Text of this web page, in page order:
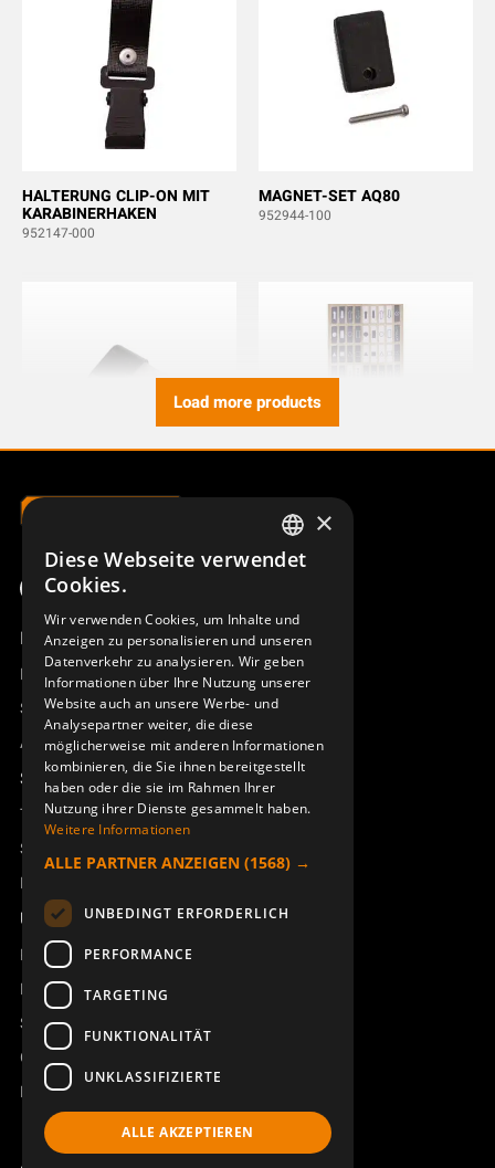
HALTERUNG CLIP-ON MIT
KARABINERHAKEN
952147-000
MAGNET-SET AQ80
952944-100
DOPPELDRUCKTASTER AQ80 SYMBOLBOGEN AQ80
JUPITER NORDIC, CS
949827-000
949827-001 949827-002
SYMBOLBOGEN AQ80 SHIFT GUMMIABDECKUNG J/M/T-
Load more products
Produktübersicht
Remotus
Sesam
Access_Ctrl
Support
Technischer Support
Service buchen
Handbücher und Videoanleitungen
Über Åkerströms
Kontakt
Neuigkeiten
Sicherheit und Richtlinien
Geschäftsbedingungen
REACH
SWEDISH
DEUTSCH
×
Diese Webseite verwendet
Cookies.
Wir verwenden Cookies, um Inhalte und
Anzeigen zu personalisieren und unseren
Datenverkehr zu analysieren. Wir geben
Informationen über Ihre Nutzung unserer
Website auch an unsere Werbe- und
Analysepartner weiter, die diese
möglicherweise mit anderen Informationen
kombinieren, die Sie ihnen bereitgestellt
haben oder die sie im Rahmen Ihrer
Nutzung ihrer Dienste gesammelt haben.
Weitere Informationen
ALLE PARTNER ANZEIGEN (1568) →
UNBEDINGT ERFORDERLICH
PERFORMANCE
TARGETING
FUNKTIONALITÄT
UNKLASSIFIZIERTE
ALLE AKZEPTIEREN